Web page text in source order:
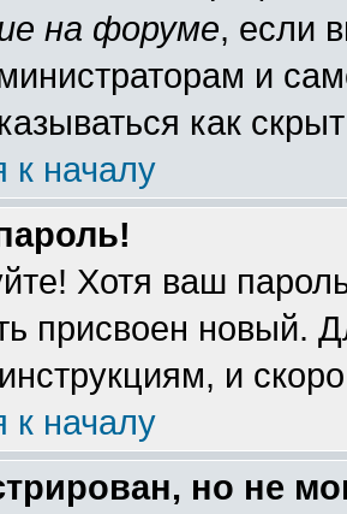
на форуме, если
и
как
к началу
Хотя ваш
присвоен новый.
и
к началу
но не